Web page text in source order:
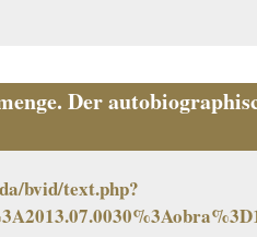
Der
bvid/text.php?